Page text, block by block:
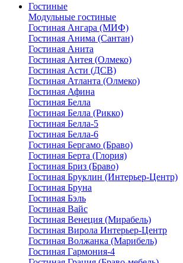
Гостиные
Модульные гостиные
Гостиная Ангара (МИФ)
Гостиная Анима (Сантан)
Гостиная Анита
Гостиная Антея (Олмеко)
Гостиная Асти (ДСВ)
Гостиная Атланта (Олмеко)
Гостиная Афина
Гостиная Белла
Гостиная Белла (Рикко)
Гостиная Белла-5
Гостиная Белла-6
Гостиная Бергамо (Браво)
Гостиная Берта (Глория)
Гостиная Бриз (Браво)
Гостиная Бруклин (Интерьер-Центр)
Гостиная Бруна
Гостиная Бэль
Гостиная Вайс
Гостиная Венеция (Мирабель)
Гостиная Вирола Интерьер-Центр
Гостиная Волжанка (Марибель)
Гостиная Гармония-4